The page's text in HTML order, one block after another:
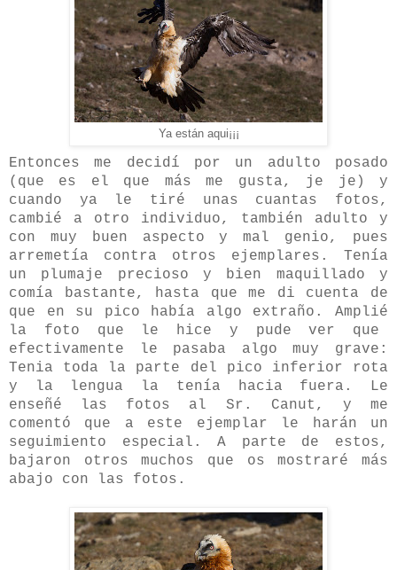
Ya están aqui¡¡¡
Entonces me decidí por un adulto posado
(que es el que más me gusta, je je) y
cuando ya le tiré unas cuantas fotos,
cambié a otro individuo, también adulto y
con muy buen aspecto y mal genio, pues
arremetía contra otros ejemplares. Tenía
un plumaje precioso y bien maquillado y
comía bastante, hasta que me di cuenta de
que en su pico había algo extraño. Amplié
la foto que le hice y pude ver que
efectivamente le pasaba algo muy grave:
Tenia toda la parte del pico inferior rota
y la lengua la tenía hacia fuera. Le
enseñé las fotos al Sr. Canut, y me
comentó que a este ejemplar le harán un
seguimiento especial. A parte de estos,
bajaron otros muchos que os mostraré más
abajo con las fotos.